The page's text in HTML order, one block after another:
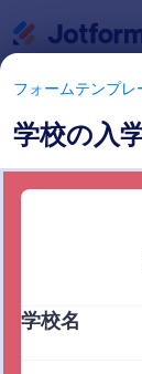
フォームテンプレ
学校の入
教育フ
35 テンプレート
フォームテン